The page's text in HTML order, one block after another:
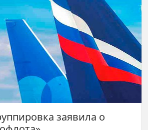
заявила о